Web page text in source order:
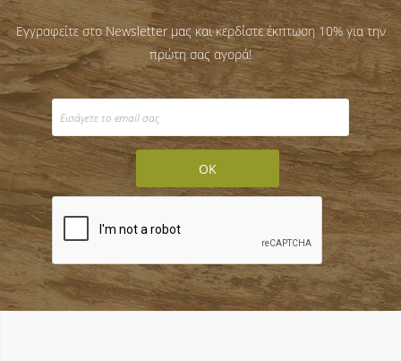
Εγγραφείτε στο Newsletter μας και κερδίστε έκπτωση 10% για την
πρώτη σας αγορά!